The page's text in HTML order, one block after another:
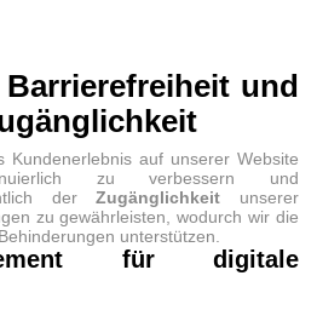
und
Kundenerlebnis auf unserer Website
zu verbessern und
derZugänglichkeit unserer
zu gewährleisten, wodurch wir die
unterstützen.
für digitale